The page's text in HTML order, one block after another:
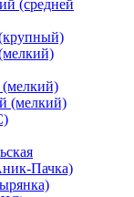
(средней
(мелкий)
(мелкий)
Пачка)